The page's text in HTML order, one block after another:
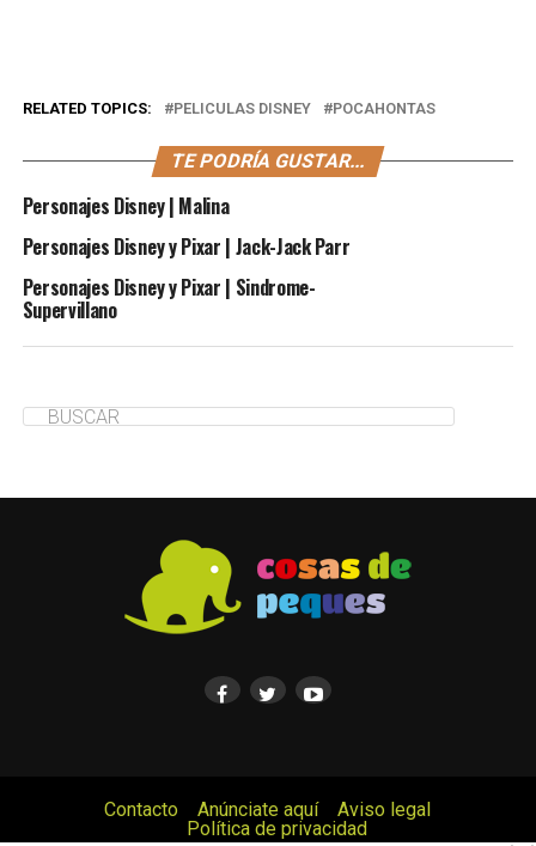
RELATED TOPICS: PELICULAS DISNEY POCAHONTAS
TE PODRÍA GUSTAR...
Personajes Disney | Malina
Personajes Disney y Pixar | Jack-Jack Parr
Personajes Disney y Pixar | Sindrome-
Supervillano
Contacto Anúnciate aquí
Aviso legal
Política de privacidad